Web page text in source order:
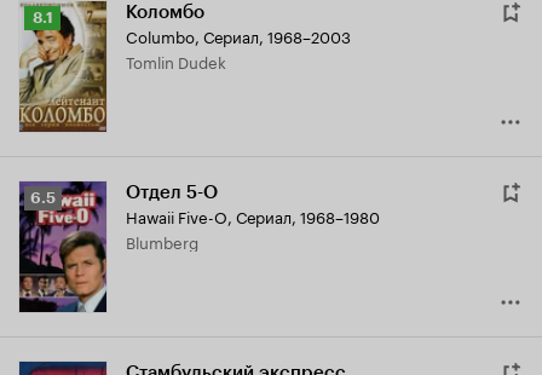
Рейтинг
Кинопоиска
8.1
8.1 Коломбо
Columbo, Сериал, 1968–2003
Tomlin Dudek
Рейтинг
Кинопоиска
6.5
6.5 Отдел 5-O
Hawaii Five-O, Сериал, 1968–1980
Blumberg